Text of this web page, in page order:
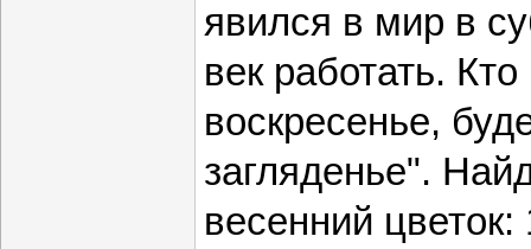
явился в мир в
век работать.
воскресенье,
загляденье".
весенний